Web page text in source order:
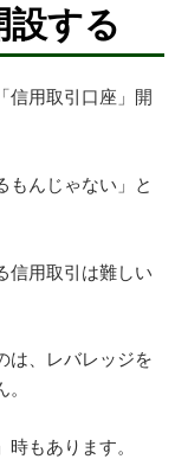
設する
信用取引口座」開
もんじゃない」と
信用取引は難しい
は、レバレッジを
もあります。